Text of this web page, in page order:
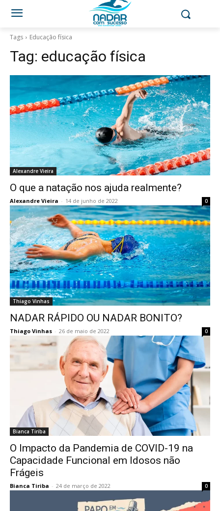
Tags Educação física
Tag: educação física
Alexandre Vieira
O que a natação nos ajuda realmente?
Alexandre Vieira - 14 de junho de 2022 0
Thiago Vinhas
NADAR RÁPIDO OU NADAR BONITO?
Thiago Vinhas - 26 de maio de 2022 0
Bianca Tiriba
O Impacto da Pandemia de COVID-19 na
Capacidade Funcional em Idosos não
Frágeis
Bianca Tiriba - 24 de março de 2022 0